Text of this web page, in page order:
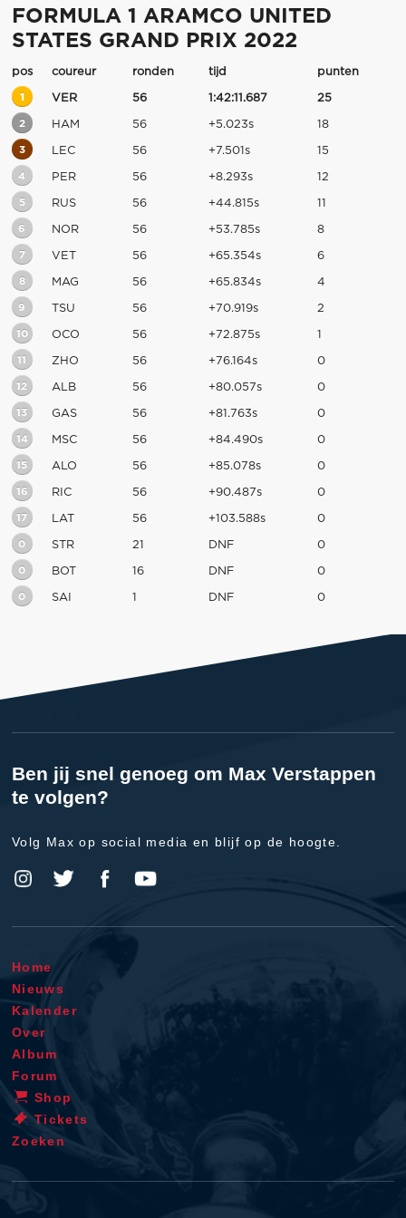
FORMULA 1 ARAMCO UNITED
STATES GRAND PRIX 2022
pos coureur ronden tijd punten
1 VER 56 1:42:11.687 25
2 HAM 56 +5.023s 18
3 LEC 56 +7.501s 15
4 PER 56 +8.293s 12
5 RUS 56 +44.815s 11
6 NOR 56 +53.785s 8
7 VET 56 +65.354s 6
8 MAG 56 +65.834s 4
9 TSU 56 +70.919s 2
10 OCO 56 +72.875s 1
11 ZHO 56 +76.164s 0
12 ALB 56 +80.057s 0
13 GAS 56 +81.763s 0
14 MSC 56 +84.490s 0
15 ALO 56 +85.078s 0
16 RIC 56 +90.487s 0
17 LAT 56 +103.588s 0
0 STR 21 DNF 0
0 BOT 16 DNF 0
0 SAI 1 DNF 0
Ben jij snel genoeg om Max Verstappen
te volgen?
Volg Max op social media en blijf op de hoogte.
Home
Nieuws
Kalender
Over
Album
Forum
Shop
Tickets
Zoeken